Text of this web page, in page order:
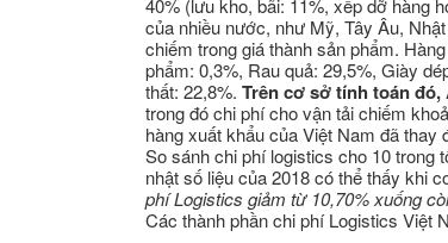
40% (lưu kho, bãi: 11%, xếp dỡ hàng
của nhiều nước, như Mỹ, Tây Âu,
chiếm trong giá thành sản phẩm.
phẩm: 0,3%, Rau quả: 29,5%, Giày
thất: 22,8%. Trên cơ sở tính toán đó,
trong đó chi phí cho vận tải chiếm
hàng xuất khẩu của Việt Nam đã thay
So sánh chi phí logistics cho 10 trong
nhật số liệu của 2018 có thể thấy khi
phí Logistics giảm từ 10,70% xuống
Các thành phần chi phí Logistics Việt